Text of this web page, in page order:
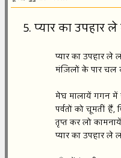
5. प्यार का उपहार
प्यार का उपहार
मंज़िलों के पार चल
मेघ मालायें गगन में
पर्वतों को चूमतीं हैं,
तृप्त कर लो
प्यार का उपहार